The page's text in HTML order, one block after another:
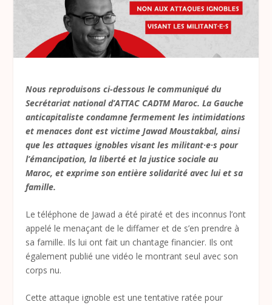
Nous reproduisons ci-dessous le communiqué du
Secrétariat national d’ATTAC CADTM Maroc. La Gauche
anticapitaliste condamne fermement les intimidations
et menaces dont est victime Jawad Moustakbal, ainsi
que les attaques ignobles visant les militant·e·s pour
l’émancipation, la liberté et la justice sociale au
Maroc, et exprime son entière solidarité avec lui et sa
famille.
Le téléphone de Jawad a été piraté et des inconnus l’ont
appelé le menaçant de le diffamer et de s’en prendre à
sa famille. Ils lui ont fait un chantage financier. Ils ont
également publié une vidéo le montrant seul avec son
corps nu.
Cette attaque ignoble est une tentative ratée pour